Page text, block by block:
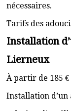
nécessaires.
Tarifs des
Installation
Lierneux
À partir de 185 €
Installation